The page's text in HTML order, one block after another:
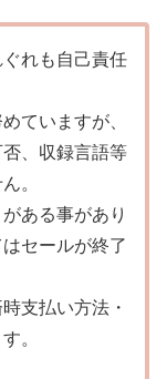
れも自己責任
ていますが、
、収録言語等
。
ある事があり
セールが終了
支払い方法・
。